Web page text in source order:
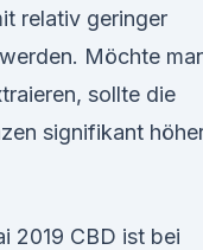
relativ geringer
Möchte
sollte die
signifikant
2019 CBD ist bei